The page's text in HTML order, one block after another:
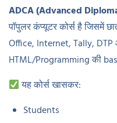
ADCA (Advanced
पॉपुलर कंप्यूटर कोर्स है जिसमें
Office, Internet, Tally,
HTML/Programming की
यह कोर्स खासकर:
Students